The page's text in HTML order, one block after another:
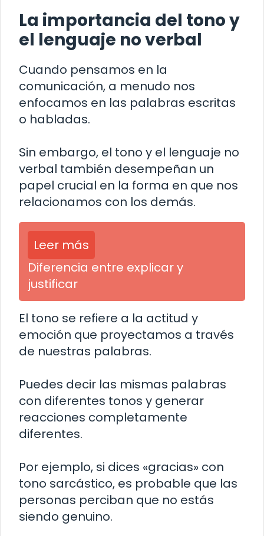
La importancia del tono y
el lenguaje no verbal
Cuando pensamos en la
comunicación, a menudo nos
enfocamos en las palabras escritas
o habladas.
Sin embargo, el tono y el lenguaje no
verbal también desempeñan un
papel crucial en la forma en que nos
relacionamos con los demás.
Leer más
Diferencia entre explicar y
justificar
El tono se refiere a la actitud y
emoción que proyectamos a través
de nuestras palabras.
Puedes decir las mismas palabras
con diferentes tonos y generar
reacciones completamente
diferentes.
Por ejemplo, si dices «gracias» con
tono sarcástico, es probable que las
personas perciban que no estás
siendo genuino.